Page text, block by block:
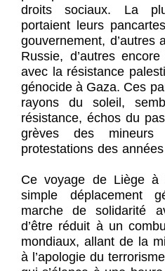
droits sociaux. La
portaient leurs
gouvernement,
Russie, d’autres
avec la résistance
génocide à Gaza. Ces
rayons du soleil,
résistance, échos du
grèves des
protestations des
Ce voyage de Liège à
simple déplacement
marche de solidarité
d’être réduit à un
mondiaux, allant de la
à l’apologie du